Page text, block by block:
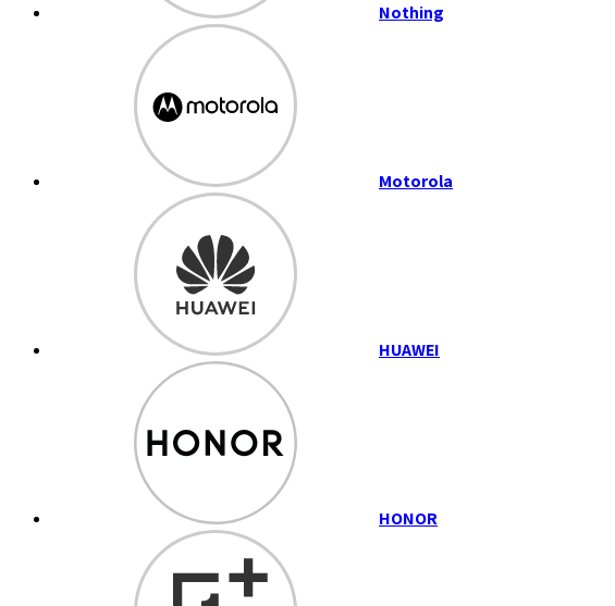
Nothing
Motorola
HUAWEI
HONOR